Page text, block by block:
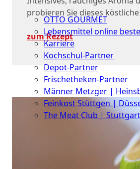
uns
OTTO GOURMET
Lebensmittel online
Karriere
Kochschul-Partner
Depot-Partner
Frischetheken-Partner
Männer Metzger |
Feinkost Stüttgen |
The Meat Club | Stuttgart
probieren Sie dieses köstliche
zum Rezept